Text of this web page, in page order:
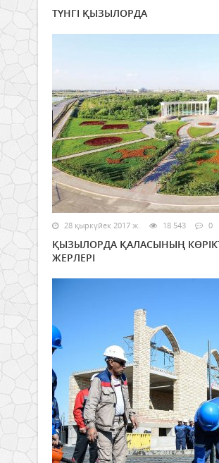
ТҮНГІ ҚЫЗЫЛОРДА
28 қыркүйек 2017 ж. 18 543 0
ҚЫЗЫЛОРДА ҚАЛАСЫНЫҢ
ЖЕРЛЕРІ